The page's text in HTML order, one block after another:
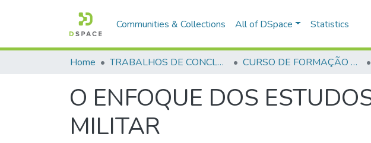
Communities & Collections All of DSpace Statistics
Home TRABALHOS DE CONCLUSÃO DE CURSO - CFP (CURSO DE FORMAÇÃO DE PRAÇAS) CURSO DE FORMAÇÃO DE PRAÇAS - CFP - 2018
O ENFOQUE DOS
MILITAR